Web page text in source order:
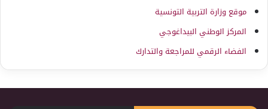
موقع وزارة التربية التونسية
المركز الوطني البيداغوجي
الفضاء الرقمي للمراجعة والتدارك